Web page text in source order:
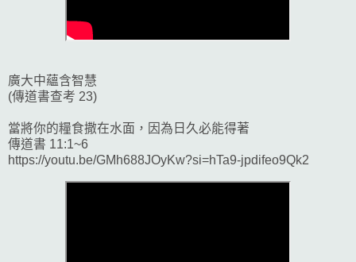
廣大中蘊含智慧
(傳道書查考 23)
當將你的糧食撒在水面，因為日久必能得著
傳道書 11:1~6
https://youtu.be/GMh688JOyKw?si=hTa9-jpdifeo9Qk2